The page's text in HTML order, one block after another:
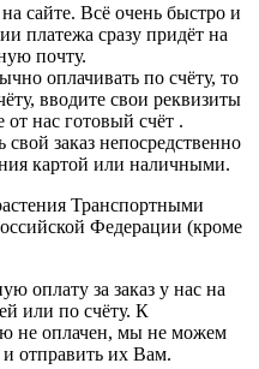
сайте. Всё очень быстро и
платежа сразу придёт на
почту.
оплачивать по счёту, то
вводите свои реквизиты
от нас готовый счёт .
заказ непосредственно
картой или наличными.
Транспортными
Федерации (кроме
оплату за заказ у нас на
или по счёту. К
не оплачен, мы не можем
и отправить их Вам.